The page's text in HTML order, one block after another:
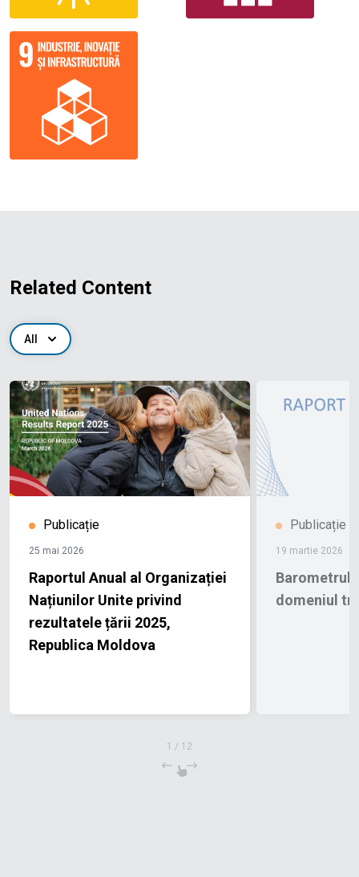
Related Content
All
Publicație
25 mai 2026
Raportul Anual al Organizației
Națiunilor Unite privind
rezultatele țării 2025,
Republica Moldova
Publicație
19 martie 2026
Barometrul
domeniul
1 / 12